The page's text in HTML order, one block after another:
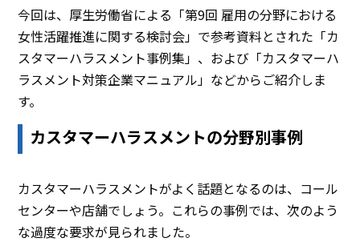
今回は、厚生労働省による「第9回 雇用の分野における
女性活躍推進に関する検討会」で参考資料とされた「カ
スタマーハラスメント事例集」、および「カスタマーハ
ラスメント対策企業マニュアル」などからご紹介しま
す。
カスタマーハラスメントの分野別事例
カスタマーハラスメントがよく話題となるのは、コール
センターや店舗でしょう。これらの事例では、次のよう
な過度な要求が見られました。